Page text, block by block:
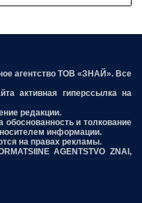
агентство ТОВ «ЗНАЙ». Все
активная гиперссылка на
редакции.
обоснованность и толкование
информации.
на правах рекламы.
AGENTSTVO ZNAI,